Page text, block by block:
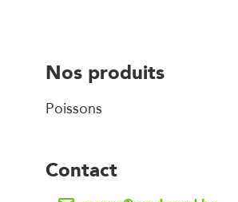
Nos produits
Poissons
Contact